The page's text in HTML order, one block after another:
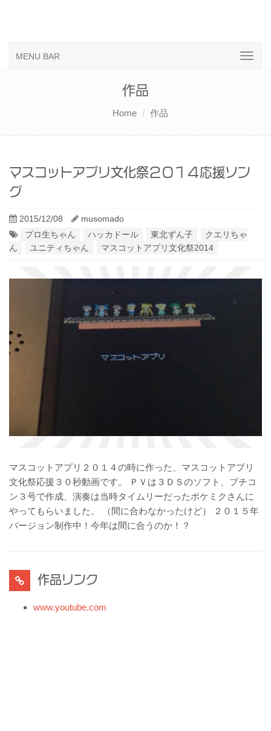
MENU BAR
作品
Home 作品
マスコットアプリ文化祭２０１４応援ソン
グ
2015/12/08
musomado
プロ生ちゃん
ハッカドール 東北ずん子
クエリちゃ
ん
ユニティちゃん マスコットアプリ文化祭2014
マスコットアプリ２０１４の時に作った、マスコットアプリ
文化祭応援３０秒動画です。 ＰＶは３ＤＳのソフト、プチコ
ン３号で作成、演奏は当時タイムリーだったポケミクさんに
やってもらいました。 （間に合わなかったけど） ２０１５年
バージョン制作中！今年は間に合うのか！？
作品リンク
www.youtube.com